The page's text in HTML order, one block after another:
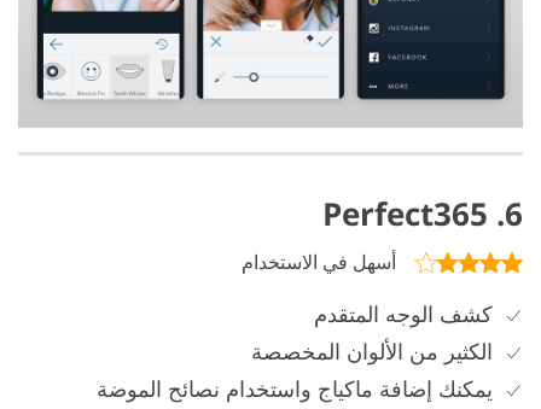
6. Perfect365
أسهل في الاستخدام
كشف الوجه المتقدم
الكثير من الألوان المخصصة
يمكنك إضافة ماكياج واستخدام نصائح الموضة